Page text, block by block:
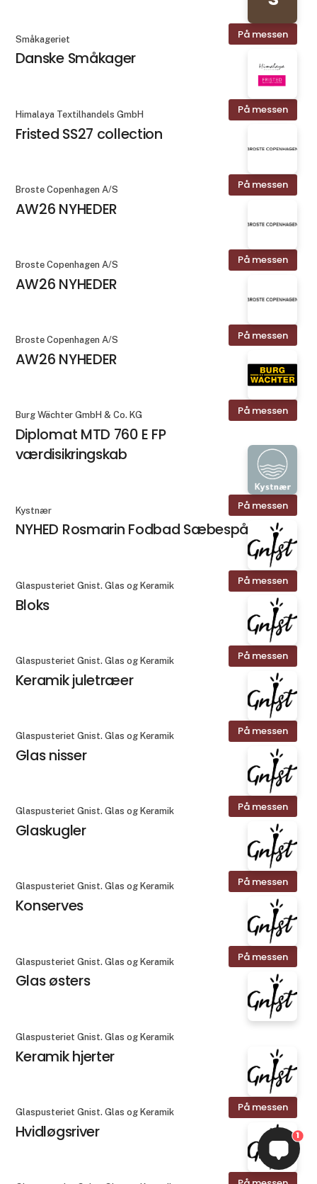
På messen
Småkageriet
Danske Småkager
På messen
Himalaya Textilhandels GmbH
Fristed SS27 collection
På messen
Broste Copenhagen A/S
AW26 NYHEDER
På messen
Broste Copenhagen A/S
AW26 NYHEDER
På messen
Broste Copenhagen A/S
AW26 NYHEDER
På messen
Burg Wächter GmbH & Co. KG
Diplomat MTD 760 E FP
værdisikringskab
På messen
Kystnær
NYHED Rosmarin Fodbad Sæbespåner
På messen
Glaspusteriet Gnist. Glas og Keramik
Bloks
På messen
Glaspusteriet Gnist. Glas og Keramik
Keramik juletræer
På messen
Glaspusteriet Gnist. Glas og Keramik
Glas nisser
På messen
Glaspusteriet Gnist. Glas og Keramik
Glaskugler
På messen
Glaspusteriet Gnist. Glas og Keramik
Konserves
På messen
Glaspusteriet Gnist. Glas og Keramik
Glas østers
Glaspusteriet Gnist. Glas og Keramik
Keramik hjerter
På messen
Glaspusteriet Gnist. Glas og Keramik
Hvidløgsriver 1